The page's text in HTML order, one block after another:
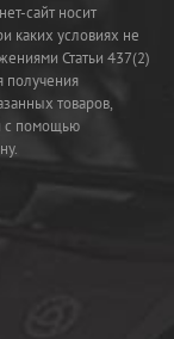
сайт носит
каких условиях не
Статьи 437(2)
получения
товаров,
с помощью